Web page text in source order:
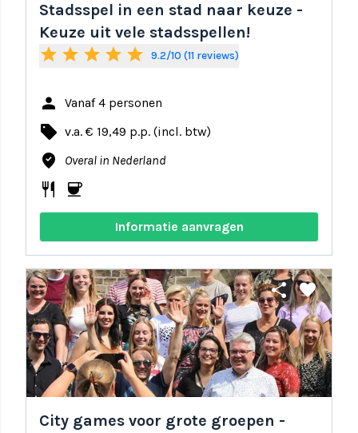
Stadsspel in een stad naar keuze -
Keuze uit vele stadsspellen!
star star star star star 9.2/10 (11 reviews)
person Vanaf 4 personen
local_offer v.a. € 19,49 p.p. (incl. btw)
where_to_vote Overal in Nederland
restaurant coffee
Informatie aanvragen
share favorite
City games voor grote groepen -